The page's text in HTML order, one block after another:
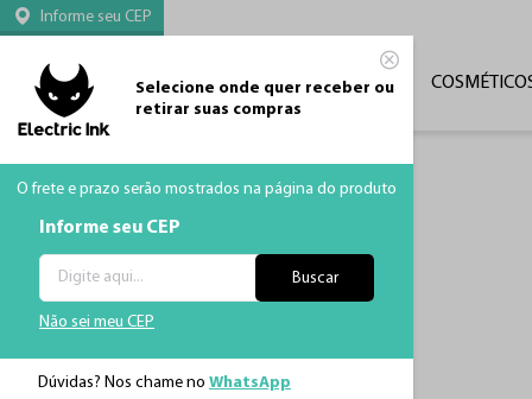
Informe seu CEP
Selecione onde quer receber ou
retirar suas compras
O frete e prazo serão mostrados na página do produto
Informe seu CEP
Buscar
Não sei meu CEP
Dúvidas? Nos chame no WhatsApp
CATEGORIAS TATUAGEM MÁQUINAS
Página Inicial Máquinas Model F